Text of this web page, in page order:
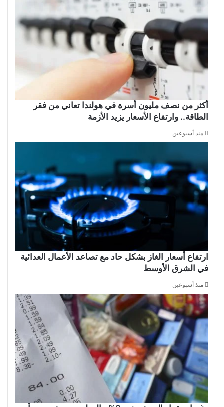
أكثر من نصف مليون أسرة في هولندا تعاني من فقر
الطاقة.. وارتفاع الأسعار يزيد الأزمة
منذ أسبوعين
ارتفاع أسعار الغاز بشكل حاد مع تصاعد الأعمال العدائية
في الشرق الأوسط
منذ أسبوعين